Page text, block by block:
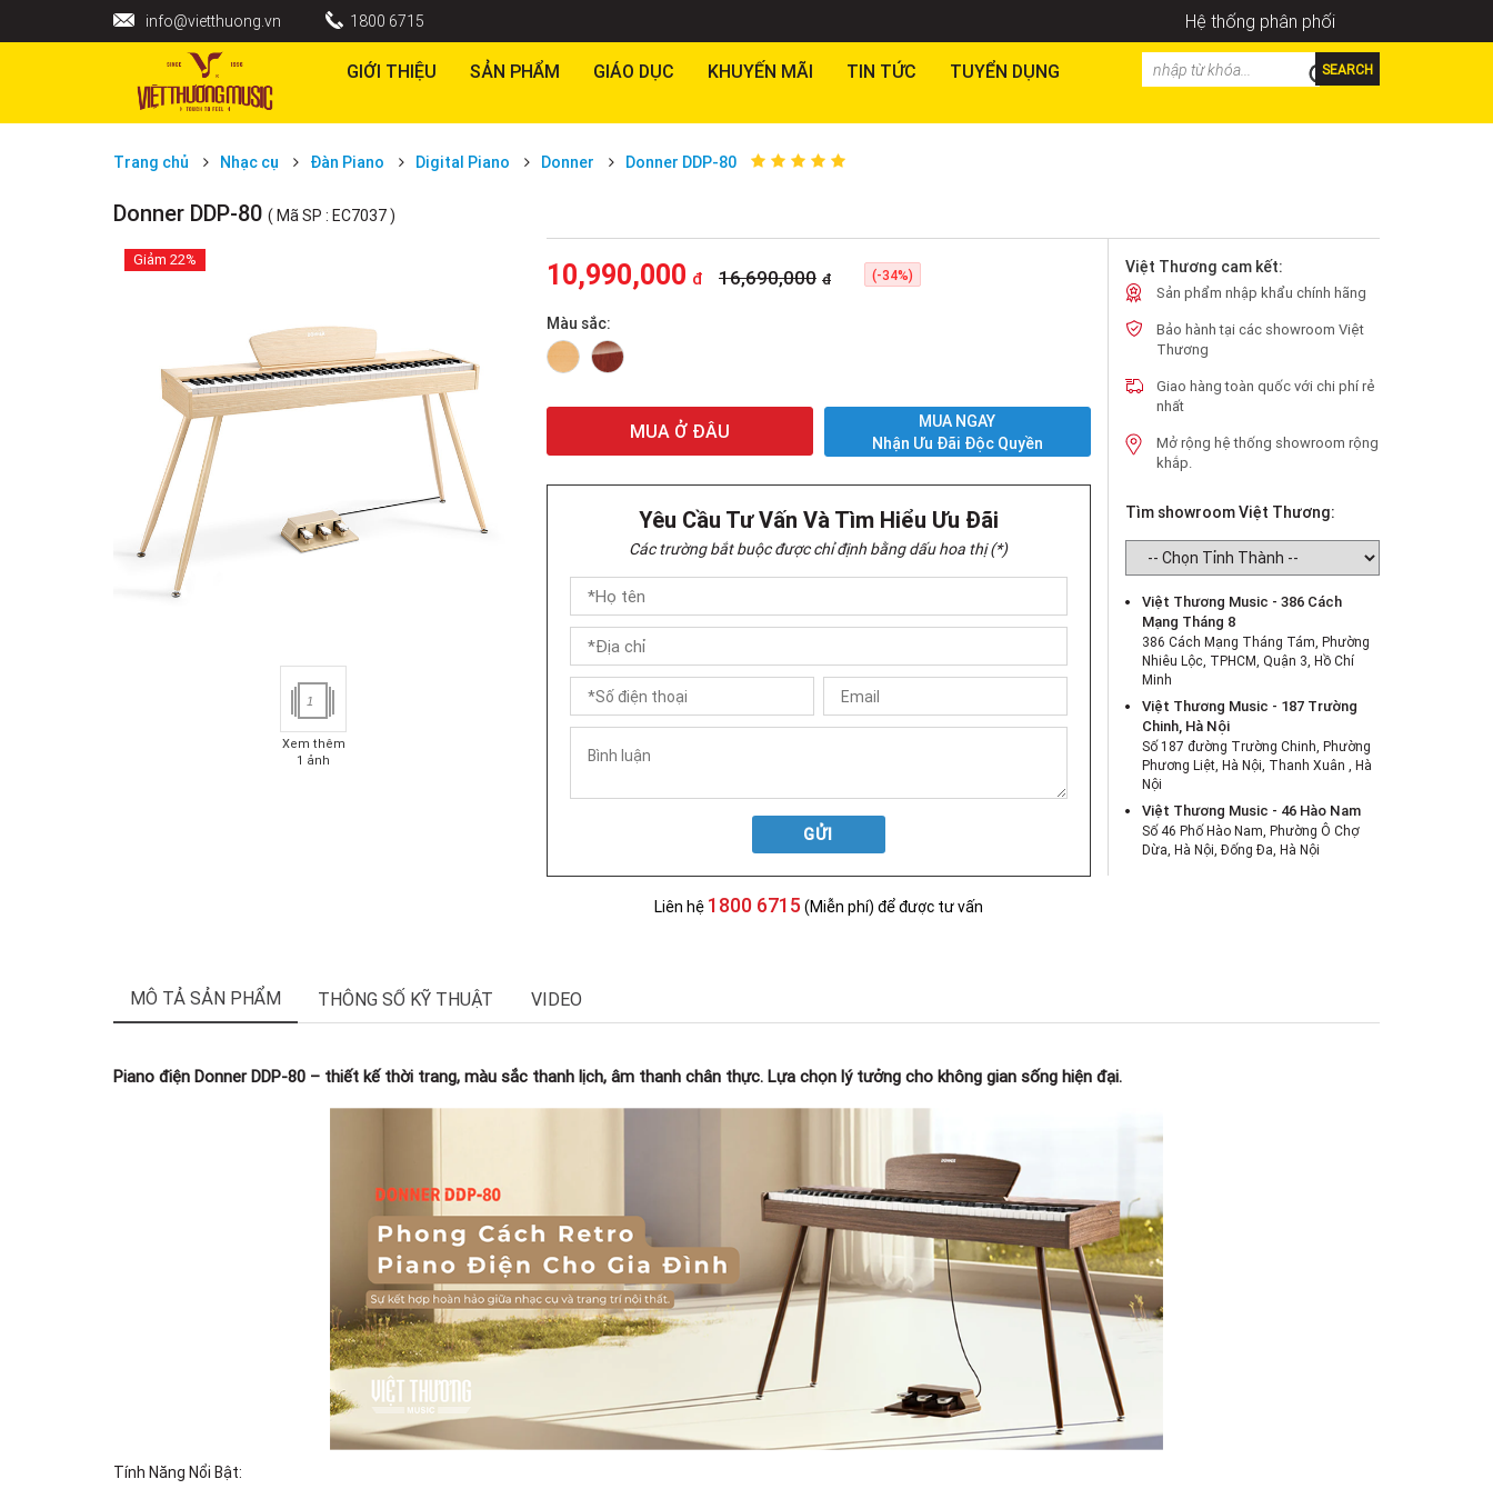
info@vietthuong.vn 1800 6715 Hệ thống phân phối
GIỚI THIỆU SẢN PHẨM GIÁO DỤC KHUYẾN MÃI TIN TỨC TUYỂN DỤNG SEARCH
Trang chủ Nhạc cụ Đàn Piano Digital Piano Donner Donner DDP-80
Donner DDP-80 ( Mã SP : EC7037 )
Giảm 22%
1
Xem thêm
1 ảnh
10,990,000 đ 16,690,000 đ (-34%)
Màu sắc:
MUA Ở ĐÂU
MUA NGAY
Nhận Ưu Đãi Độc Quyền
Yêu Cầu Tư Vấn Và Tìm Hiểu Ưu Đãi
Các trường bắt buộc được chỉ định bằng dấu hoa thị (*)
GỬI
Liên hệ 1800 6715 (Miễn phí) để được tư vấn
Việt Thương cam kết:
Sản phẩm nhập khẩu chính hãng
Bảo hành tại các showroom Việt
Thương
Giao hàng toàn quốc với chi phí rẻ
nhất
Mở rộng hệ thống showroom rộng
khắp.
Tìm showroom Việt Thương:
Việt Thương Music - 386 Cách
Mạng Tháng 8
386 Cách Mạng Tháng Tám, Phường
Nhiêu Lộc, TPHCM, Quận 3, Hồ Chí
Minh
Việt Thương Music - 187 Trường
Chinh, Hà Nội
Số 187 đường Trường Chinh, Phường
Phương Liệt, Hà Nội, Thanh Xuân , Hà
Nội
Việt Thương Music - 46 Hào Nam
Số 46 Phố Hào Nam, Phường Ô Chợ
Dừa, Hà Nội, Đống Đa, Hà Nội
TPHCM, Quận 3, Hồ Chí Minh
Chí Minh
Việt Thương Music - 49E Phan Đăng
Lưu
49E Phan Đăng Lưu, Phường Bình
Thạnh, TPHCM, Quận Bình Thạnh, Hồ
Chí Minh
Việt Thương Music - 12 Quốc
MÔ TẢ SẢN PHẨM THÔNG SỐ KỸ THUẬT VIDEO
Piano điện Donner DDP-80 – thiết kế thời trang, màu sắc thanh lịch, âm thanh chân thực. Lựa chọn lý tưởng cho không gian sống hiện đại.
Tính Năng Nổi Bật: